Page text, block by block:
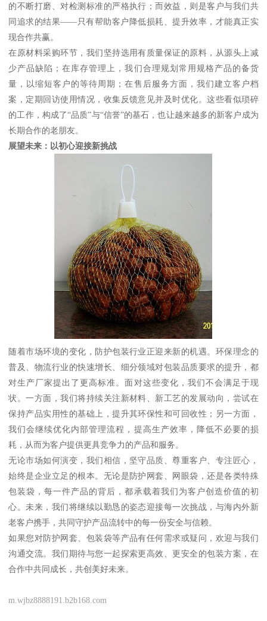
的不断打磨、对检测标准的严格执行；而效益，则是客户与我们共
同追求的结果——只有帮助客户降低损耗、提升效率，才能真正实
现合作共赢。
在原材料采购环节，我们坚持选用有质量保证的原料，从源头上减
少产品缺陷；在库存管理上，我们合理规划常用规格产品的备货
量，以缩短客户的等待周期；在售后服务方面，我们建立客户档
案，定期回访使用情况，收集反馈意见并及时优化。这些看似琐碎
的工作，构成了“品质”与“信誉”的基石，也让越来越多的新客户成为
长期合作的老朋友。
展望未来：以初心迎接新挑战
随着市场环境的变化，防护包装行业正迎来新的机遇。环保理念的
普及、物流行业的快速增长、细分领域对包装品质要求的提升，都
对生产厂家提出了更高标准。面对这些变化，我们不会满足于现
状。一方面，我们将持续关注新材料、新工艺的发展动向，尝试在
保持产品实用性的基础上，提升其环保性和可回收性；另一方面，
我们会继续优化内部管理流程，提高生产效率，降低不必要的损
耗，从而为客户提供更具竞争力的产品和服务。
无论市场如何演变，我们相信，坚守品质、尊重客户、专注匠心，
始终是企业立足的根本。无论是防护网套、网眼袋，还是各类特殊
包装袋，每一件产品的背后，都承载着我们为客户创造价值的初
心。未来，我们将继续以勤恳的姿态迎接每一次挑战，与海内外新
老客户携手，共同守护产品流转中的每一份安全与信赖。
如果您对防护网套、包装袋等产品有任何需求或疑问，欢迎与我们
沟通交流。我们期待与您一起探索更高效、更安全的包装方案，在
合作中共同成长，共创美好未来。
m.wjbz8888191.b2b168.com